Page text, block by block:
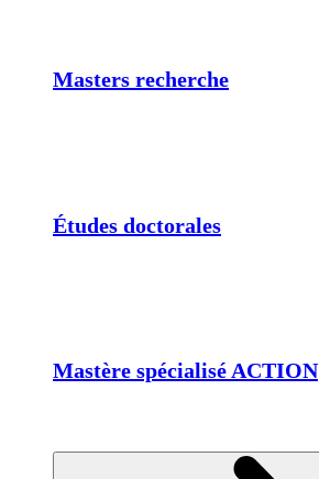
Masters recherche
Études doctorales
Mastère spécialisé ACTION